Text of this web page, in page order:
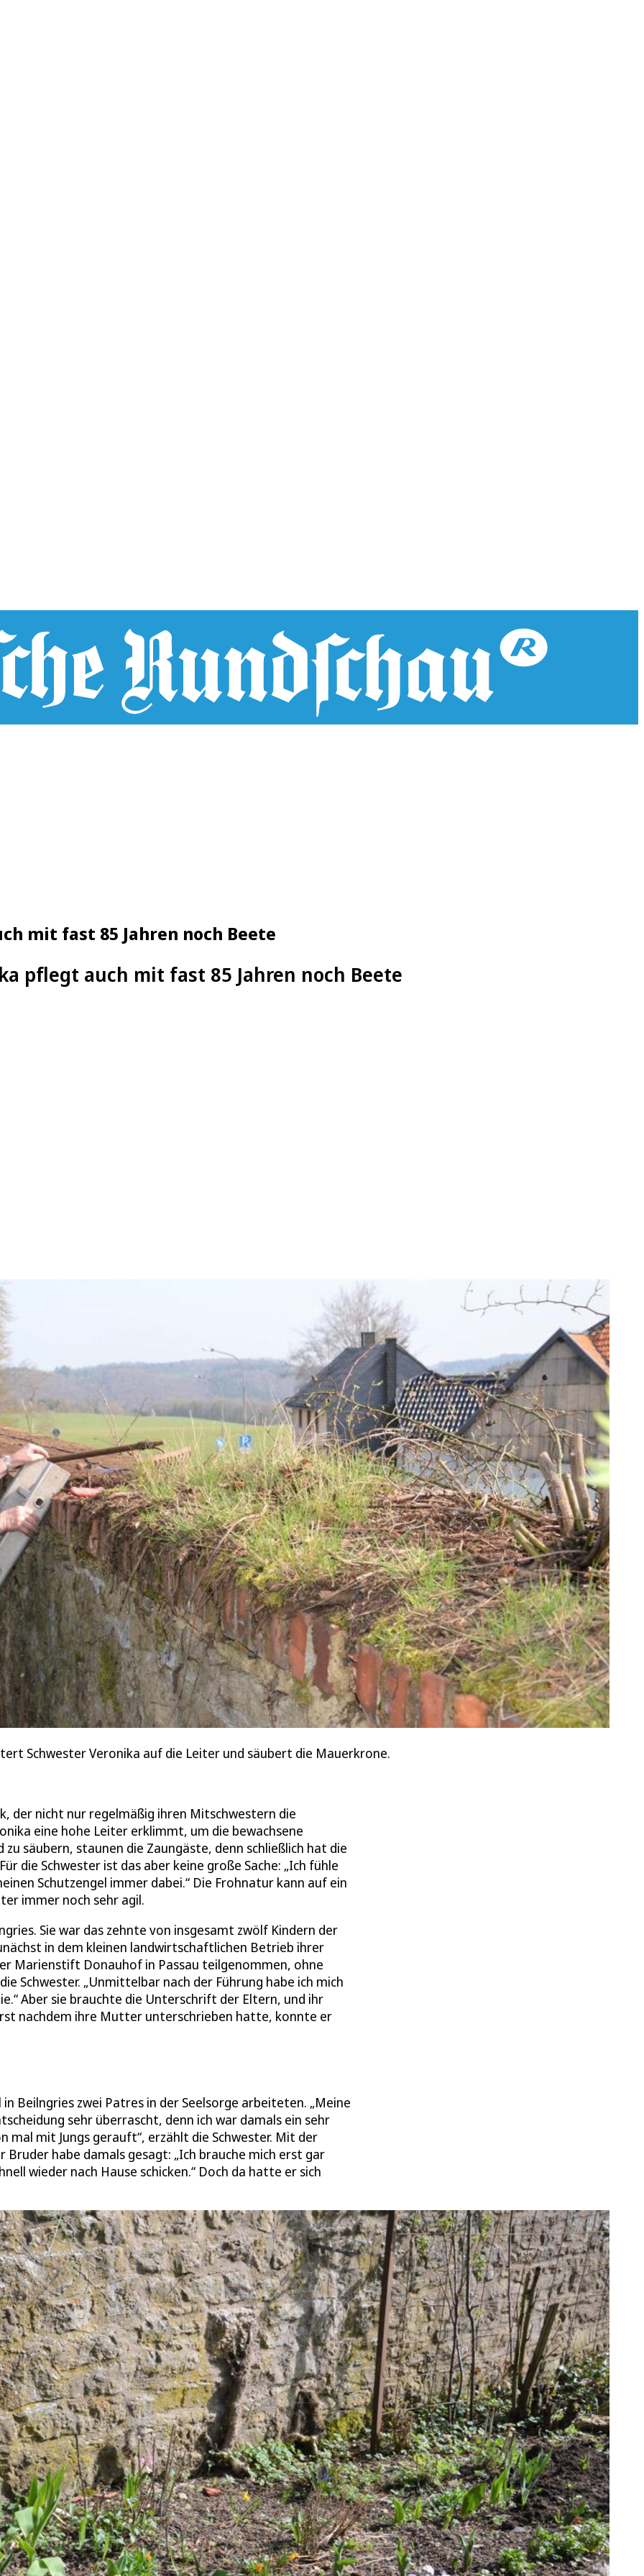
mit fast 85 Jahren noch Beete
pflegt auch mit fast 85 Jahren noch Beete
Schwester Veronika auf die Leiter und säubert die Mauerkrone.
der nicht nur regelmäßig ihren Mitschwestern die
eine hohe Leiter erklimmt, um die bewachsene
säubern, staunen die Zaungäste, denn schließlich hat die
die Schwester ist das aber keine große Sache: „Ich fühle
Schutzengel immer dabei.“ Die Frohnatur kann auf ein
immer noch sehr agil.
Sie war das zehnte von insgesamt zwölf Kindern der
in dem kleinen landwirtschaftlichen Betrieb ihrer
Marienstift Donauhof in Passau teilgenommen, ohne
Schwester. „Unmittelbar nach der Führung habe ich mich
Aber sie brauchte die Unterschrift der Eltern, und ihr
nachdem ihre Mutter unterschrieben hatte, konnte er
Beilngries zwei Patres in der Seelsorge arbeiteten. „Meine
sehr überrascht, denn ich war damals ein sehr
mal mit Jungs gerauft“, erzählt die Schwester. Mit der
habe damals gesagt: „Ich brauche mich erst gar
wieder nach Hause schicken.“ Doch da hatte er sich